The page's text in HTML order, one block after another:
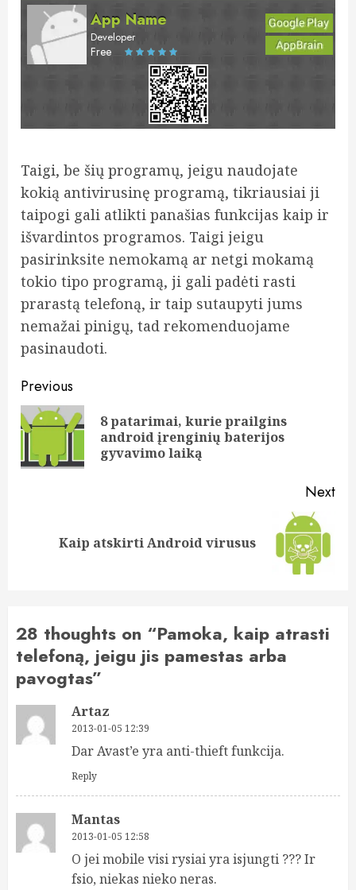
App Name
Developer
Free
Taigi, be šių programų, jeigu naudojate
kokią antivirusinę programą, tikriausiai ji
taipogi gali atlikti panašias funkcijas kaip ir
išvardintos programos. Taigi jeigu
pasirinksite nemokamą ar netgi mokamą
tokio tipo programą, ji gali padėti rasti
prarastą telefoną, ir taip sutaupyti jums
nemažai pinigų, tad rekomenduojame
pasinaudoti.
Post
navigation
Previous
8 patarimai, kurie prailgins
android įrenginių baterijos
gyvavimo laiką
Next
Kaip atskirti Android virusus
28 thoughts on “Pamoka, kaip atrasti
telefoną, jeigu jis pamestas arba
pavogtas”
Artaz
2013-01-05 12:39
Dar Avast’e yra anti-thieft funkcija.
Reply
Mantas
2013-01-05 12:58
O jei mobile visi rysiai yra isjungti ??? Ir
fsio, niekas nieko neras.